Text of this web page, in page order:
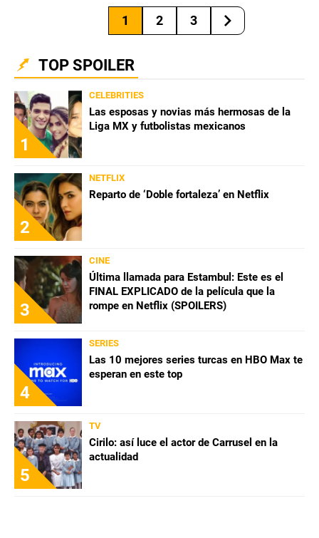
1 2 3
TOP SPOILER
1
CELEBRITIES
Las esposas y novias más hermosas de la
Liga MX y futbolistas mexicanos
2
NETFLIX
Reparto de ‘Doble fortaleza’ en Netflix
3
CINE
Última llamada para Estambul: Este es el
FINAL EXPLICADO de la película que la
rompe en Netflix (SPOILERS)
4
SERIES
Las 10 mejores series turcas en HBO Max te
esperan en este top
5
TV
Cirilo: así luce el actor de Carrusel en la
actualidad